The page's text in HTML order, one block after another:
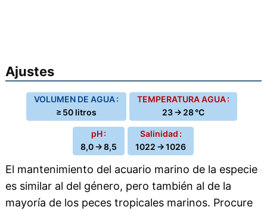
Ajustes
VOLUMEN DE AGUA :
≥ 50 litros
TEMPERATURA AGUA :
23 → 28 °C
pH :
8,0 → 8,5
Salinidad :
1022 → 1026
El mantenimiento del acuario marino de la especie
es similar al del género, pero también al de la
mayoría de los peces tropicales marinos. Procure